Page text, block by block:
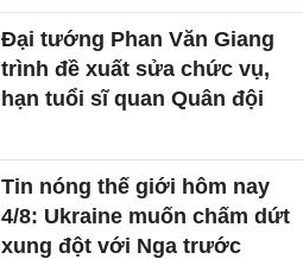
Đại tướng Phan Văn Giang
trình đề xuất sửa chức vụ,
hạn tuổi sĩ quan Quân đội
Tin nóng thế giới hôm nay
4/8: Ukraine muốn chấm dứt
xung đột với Nga trước